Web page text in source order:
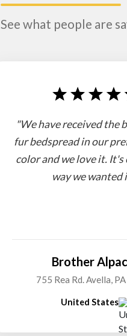
See what people are
"We have received the
fur bedspread in our
color and we love it. It's
way we wanted
Brother
755 Rea Rd. Avella,
United States